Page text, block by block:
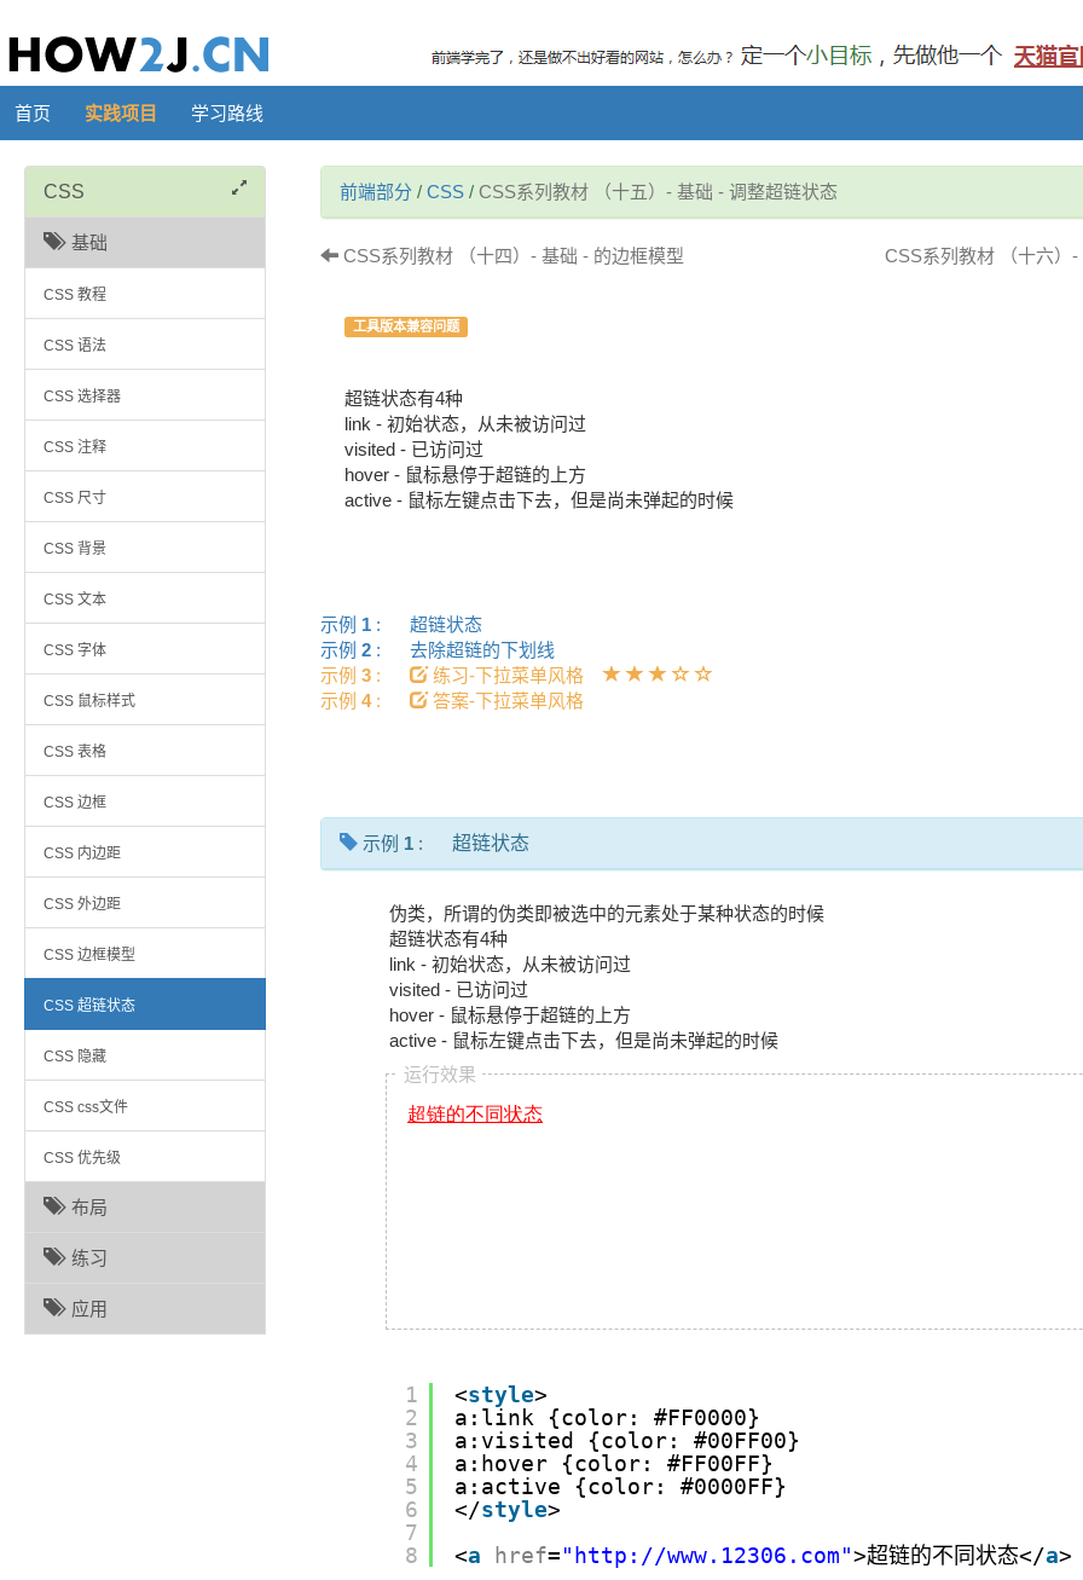
首页 实践项目 学习路线
CSS
基础
CSS 教程
CSS 语法
CSS 选择器
CSS 注释
CSS 尺寸
CSS 背景
CSS 文本
CSS 字体
CSS 鼠标样式
CSS 表格
CSS 边框
CSS 内边距
CSS 外边距
CSS 边框模型
CSS 超链状态
CSS 隐藏
CSS css文件
CSS 优先级
布局
练习
应用
前端部分 / CSS / CSS系列教材 （十五）- 基础 - 调整超链状态
CSS系列教材 （十四）- 基础 - 的边框模型 CSS系列教材 （十六）
工具版本兼容问题
超链状态有4种
link - 初始状态，从未被访问过
visited - 已访问过
hover - 鼠标悬停于超链的上方
active - 鼠标左键点击下去，但是尚未弹起的时候
示例 1 :
超链状态
示例 2 :
去除超链的下划线
示例 3 :
练习-下拉菜单风格
示例 4: 答案-下拉菜单风格
示例 1 : 超链状态
伪类，所谓的伪类即被选中的元素处于某种状态的时候
超链状态有4种
link - 初始状态，从未被访问过
visited - 已访问过
hover - 鼠标悬停于超链的上方
active - 鼠标左键点击下去，但是尚未弹起的时候
运行效果
1
2
3
4
5
6
7
8
<style>
a:link {color: #FF0000}
a:visited {color: #00FF00}
a:hover {color: #FF00FF}
a:active {color: #0000FF}
</style>
<a href="http://www.12306.com">超链的不同状态</a>